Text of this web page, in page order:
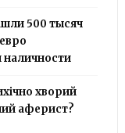
500 тысяч
наличности
хворий
аферист?